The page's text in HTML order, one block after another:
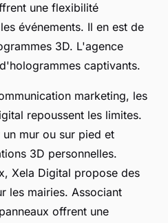
une flexibilité
événements. Il en est de
3D. L'agence
captivants.
marketing, les
repoussent les limites.
mur ou sur pied et
3D personnelles.
Xela Digital propose des
les mairies. Associant
offrent une